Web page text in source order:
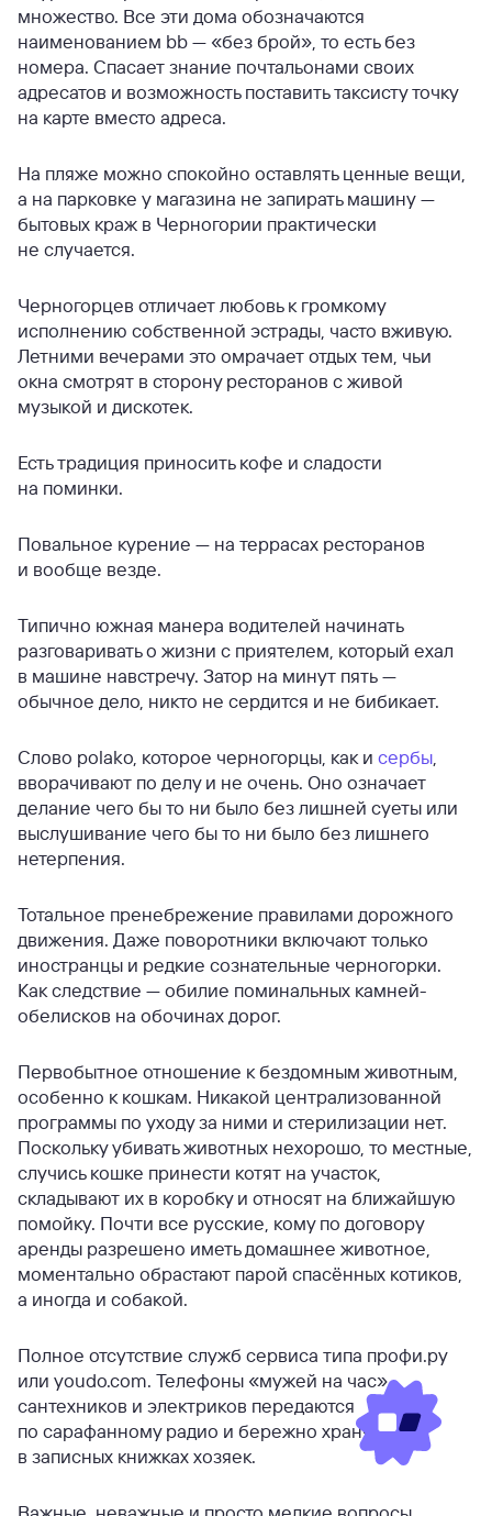
множество. Все эти дома обозначаются
наименованием bb — «без брой», то есть без
номера. Спасает знание почтальонами своих
адресатов и возможность поставить таксисту точку
на карте вместо адреса.
На пляже можно спокойно оставлять ценные вещи,
а на парковке у магазина не запирать машину —
бытовых краж в Черногории практически
не случается.
Черногорцев отличает любовь к громкому
исполнению собственной эстрады, часто вживую.
Летними вечерами это омрачает отдых тем, чьи
окна смотрят в сторону ресторанов с живой
музыкой и дискотек.
Есть традиция приносить кофе и сладости
на поминки.
Повальное курение — на террасах ресторанов
и вообще везде.
Типично южная манера водителей начинать
разговаривать о жизни с приятелем, который ехал
в машине навстречу. Затор на минут пять —
обычное дело, никто не сердится и не бибикает.
Слово polako, которое черногорцы, как и сербы,
вворачивают по делу и не очень. Оно означает
делание чего бы то ни было без лишней суеты или
выслушивание чего бы то ни было без лишнего
нетерпения.
Тотальное пренебрежение правилами дорожного
движения. Даже поворотники включают только
иностранцы и редкие сознательные черногорки.
Как следствие — обилие поминальных камней-
обелисков на обочинах дорог.
Первобытное отношение к бездомным животным,
особенно к кошкам. Никакой централизованной
программы по уходу за ними и стерилизации нет.
Поскольку убивать животных нехорошо, то местные,
случись кошке принести котят на участок,
складывают их в коробку и относят на ближайшую
помойку. Почти все русские, кому по договору
аренды разрешено иметь домашнее животное,
моментально обрастают парой спасённых котиков,
а иногда и собакой.
Полное отсутствие служб сервиса типа профи.ру
или youdo.com. Телефоны «мужей на час»,
сантехников и электриков передаются
по сарафанному радио и бережно хранятся
в записных книжках хозяек.